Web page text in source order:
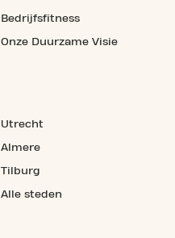
Bedrijfsfitness
Onze Duurzame Visie
Utrecht
Almere
Tilburg
Alle steden